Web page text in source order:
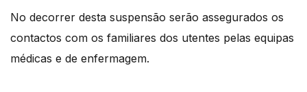
No decorrer desta suspensão serão assegurados os
contactos com os familiares dos utentes pelas equipas
médicas e de enfermagem.